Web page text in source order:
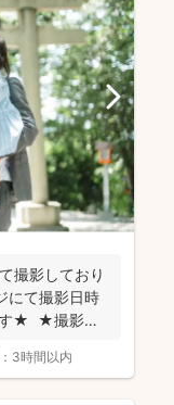
撮影しており
て撮影日時
す★ ★撮影に
3時間以内